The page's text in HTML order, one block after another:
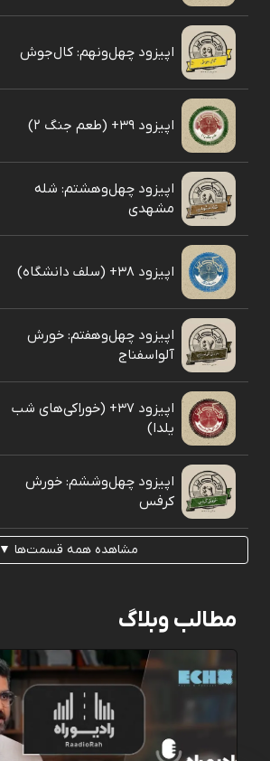
اپیزود چهل‌ونهم: کال‌جوش
اپیزود ۳۹+ (طعم جنگ ۲)
اپیزود چهل‌وهشتم: شله
مشهدی
اپیزود ۳۸+ (سلف دانشگاه)
اپیزود چهل‌وهفتم: خورش
آلواسفناج
اپیزود ۳۷+ (خوراکی‌های شب
یلدا)
اپیزود چهل‌وششم: خورش
کرفس
مشاهده همه قسمت‌ها ▼
مطالب وبلاگ